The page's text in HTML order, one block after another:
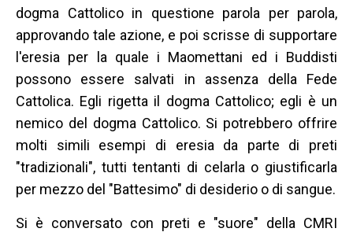
dogma Cattolico in questione parola per parola,
approvando tale azione, e poi scrisse di supportare
l'eresia per la quale i Maomettani ed i Buddisti
possono essere salvati in assenza della Fede
Cattolica. Egli rigetta il dogma Cattolico; egli è un
nemico del dogma Cattolico. Si potrebbero offrire
molti simili esempi di eresia da parte di preti
"tradizionali", tutti tentanti di celarla o giustificarla
per mezzo del "Battesimo" di desiderio o di sangue.
Si è conversato con preti e "suore" della CMRI